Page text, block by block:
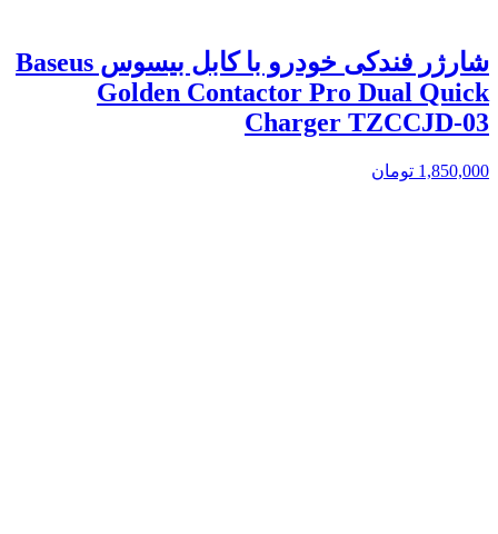
شارژر فندکی خودرو با کابل بیسوس Baseus
Golden Contactor Pro Dual Quick
Charger TZCCJD-03
1,850,000 تومان